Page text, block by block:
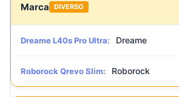
Marca DIVERSO
Dreame L40s Pro Ultra: Dreame
Roborock Qrevo Slim: Roborock